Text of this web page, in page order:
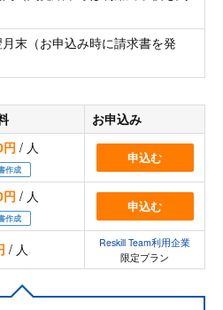
末（お申込み時に請求書を発
お申込み
/ 人
作成
申込む
/ 人
作成
申込む
/ 人
Reskill Team利用企業
限定プラン